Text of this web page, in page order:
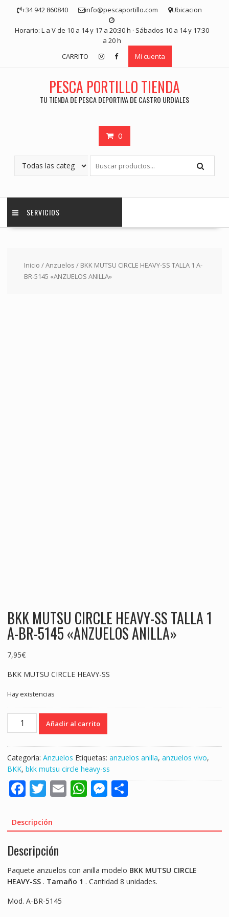
contenido
+34 942 860840 info@pescaportillo.com Ubicacion
Horario: L a V de 10 a 14 y 17 a 20:30 h · Sábados 10 a 14 y 17:30
a 20 h
CARRITO
Mi cuenta
PESCA PORTILLO TIENDA
TU TIENDA DE PESCA DEPORTIVA DE CASTRO URDIALES
0
SERVICIOS
Inicio /Anzuelos / BKK MUTSU CIRCLE HEAVY-SS TALLA 1 A-
BR-5145 «ANZUELOS ANILLA»
BKK MUTSU CIRCLE HEAVY-SS TALLA 1
A-BR-5145 «ANZUELOS ANILLA»
7,95€
BKK MUTSU CIRCLE HEAVY-SS
Hay existencias
MUTSU
SS
TALLA
A-
5145
"ANZUELOS
cantidad
Añadir al carrito
Categoría: Anzuelos Etiquetas: anzuelos anilla, anzuelos vivo,
BKK, bkk mutsu circle heavy-ss
F
e
b
o
o
k
T
itt
er
E
l
W
s
p
p
M
e
g
er
S
e
Descripción
Descripción
Paquete anzuelos con anilla modelo BKK MUTSU CIRCLE
HEAVY-SS. Tamaño 1 . Cantidad 8 unidades.
Mod. A-BR-5145